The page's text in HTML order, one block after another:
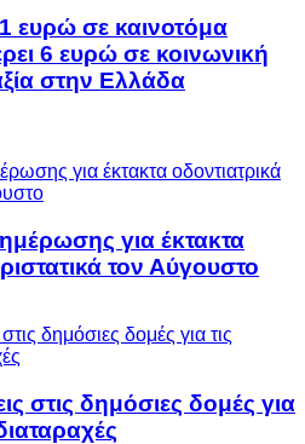
ευρώ σε καινοτόμα
6 ευρώ σε κοινωνική
στην Ελλάδα
για έκτακτα
τον Αύγουστο
στις δημόσιες δομές για